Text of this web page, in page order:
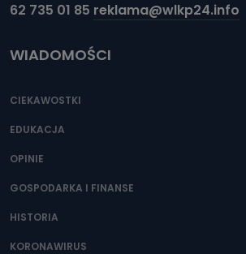
62 735 01 85 reklama@wlkp24.info
WIADOMOŚCI
CIEKAWOSTKI
EDUKACJA
OPINIE
GOSPODARKA I FINANSE
HISTORIA
KORONAWIRUS